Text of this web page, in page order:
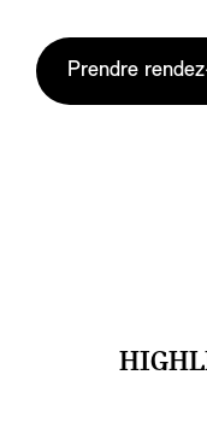
Prendre